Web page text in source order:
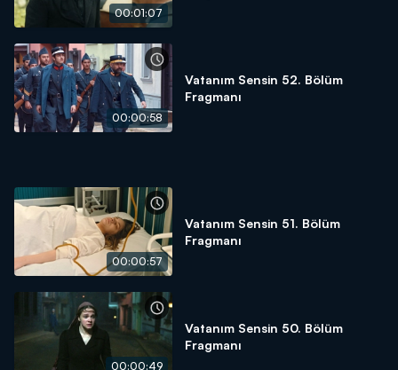
00:01:07
00:00:58
Vatanım Sensin 52. Bölüm
Fragmanı
00:00:57
Vatanım Sensin 51. Bölüm
Fragmanı
00:00:49
Vatanım Sensin 50. Bölüm
Fragmanı